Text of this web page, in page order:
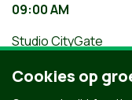
09:00 AM
Studio CityGate
Wandel mee
van Groen
Cookies op